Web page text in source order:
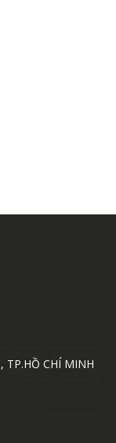
TP.HỒ CHÍ MINH